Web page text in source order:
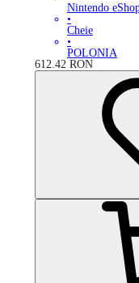
Nintendo
•
Cheie
•
POLONIA
612.42 RON